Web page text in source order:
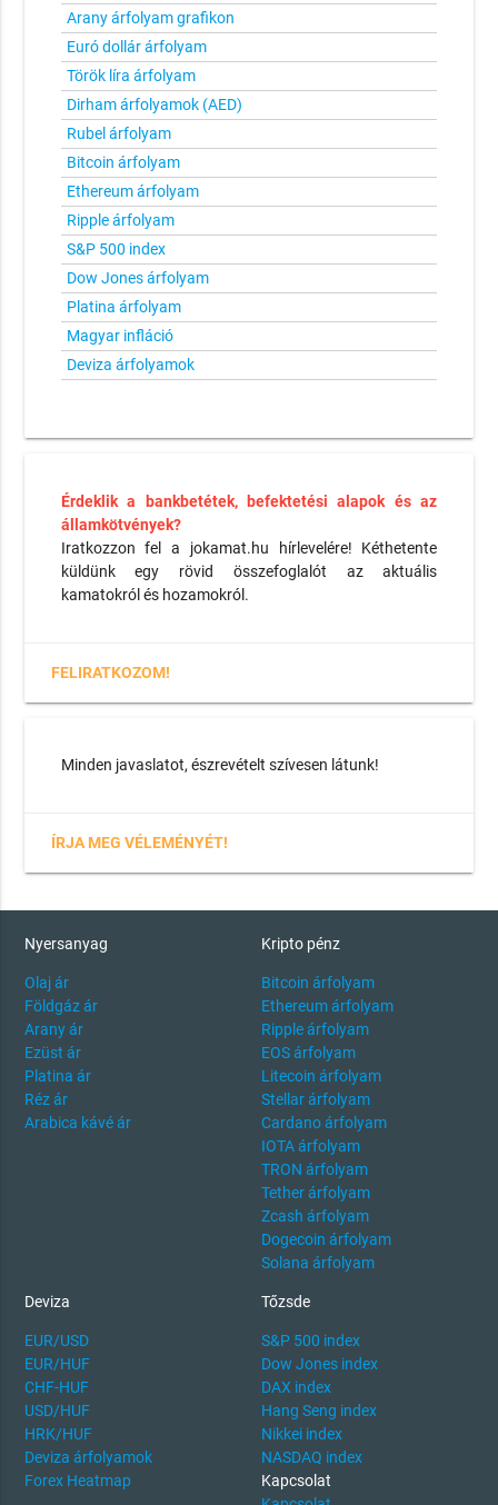
Arany árfolyam grafikon
Euró dollár árfolyam
Török líra árfolyam
Dirham árfolyamok (AED)
Rubel árfolyam
Bitcoin árfolyam
Ethereum árfolyam
Ripple árfolyam
S&P 500 index
Dow Jones árfolyam
Platina árfolyam
Magyar infláció
Deviza árfolyamok
Érdeklik a bankbetétek, befektetési alapok és az
államkötvények?
Iratkozzon fel a jokamat.hu hírlevelére! Kéthetente
küldünk egy rövid összefoglalót az aktuális
kamatokról és hozamokról.
FELIRATKOZOM!
Minden javaslatot, észrevételt szívesen látunk!
ÍRJA MEG VÉLEMÉNYÉT!
Nyersanyag
Olaj ár
Földgáz ár
Arany ár
Ezüst ár
Platina ár
Réz ár
Arabica kávé ár
Kripto pénz
Bitcoin árfolyam
Ethereum árfolyam
Ripple árfolyam
EOS árfolyam
Litecoin árfolyam
Stellar árfolyam
Cardano árfolyam
IOTA árfolyam
TRON árfolyam
Tether árfolyam
Zcash árfolyam
Dogecoin árfolyam
Solana árfolyam
Deviza
EUR/USD
EUR/HUF
CHF-HUF
USD/HUF
HRK/HUF
Deviza árfolyamok
Forex Heatmap
Tőzsde
S&P 500 index
Dow Jones index
DAX index
Hang Seng index
Nikkei index
NASDAQ index
Kapcsolat